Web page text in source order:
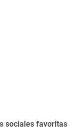
sociales favoritas